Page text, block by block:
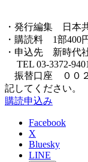
・発行編集 日本
・購読料 1部400
・申込先 新時代
TEL 03-3372-
振替口座 ００
記してください。
購読申込み
Facebook
X
Bluesky
LINE